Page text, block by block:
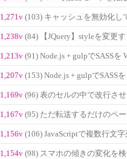
1,271v (103) キャッシュを無効化し
1,238v (84) 【JQuery】styleを変更す
1,213v (91) Node.js + gulpでSASSを
1,207v (153) Node.js + gulpでSASS
1,169v (96) 表のセルの中で改行させ
1,167v (95) ただ転送するだけのペー
1,156v (106) JavaScriptで複数行文字
1,154v (98) スマホの傾きの変化を検